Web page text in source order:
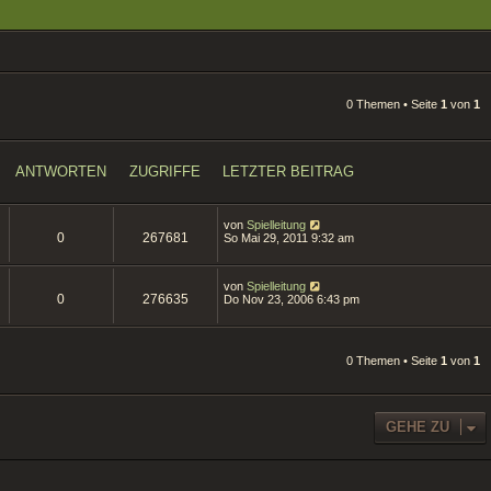
0 Themen • Seite 1 von 1
ANTWORTEN ZUGRIFFE LETZTER BEITRAG
0 267681
von Spielleitung
So Mai 29, 2011 9:32 am
0 276635
von Spielleitung
Do Nov 23, 2006 6:43 pm
0 Themen • Seite 1 von 1
GEHE ZU